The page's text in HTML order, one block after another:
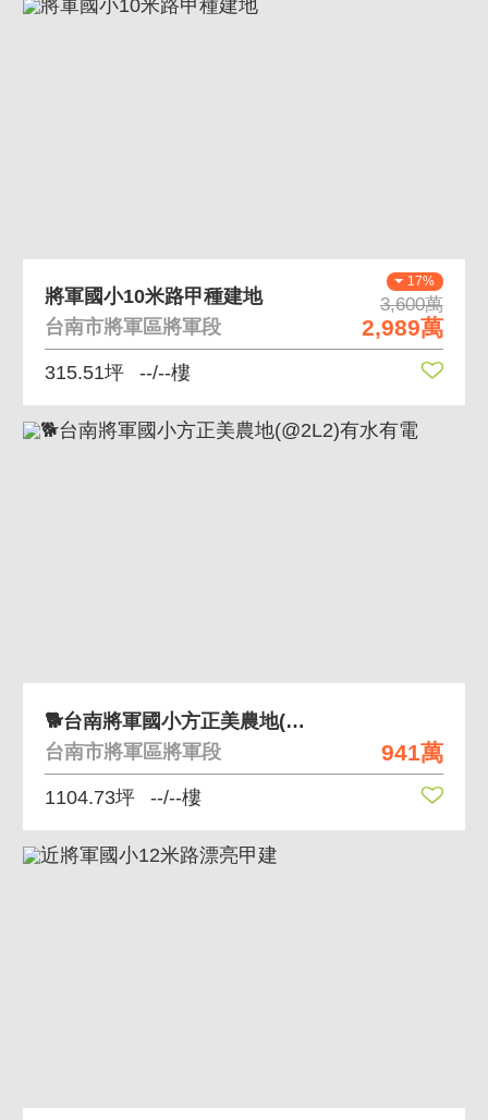
17%
3,600萬
2,989萬
將軍國小10米路甲種建地
台南市將軍區將軍段
315.51坪 --/--樓
941萬
🐕台南將軍國小方正美農地(@2L2)有水有電
台南市將軍區將軍段
1104.73坪 --/--樓